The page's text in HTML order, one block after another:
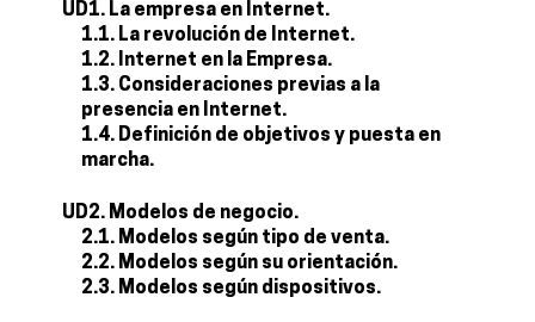
UD1. La empresa en Internet.
1.1. La revolución de Internet.
1.2. Internet en la Empresa.
1.3. Consideraciones previas a la
presencia en Internet.
1.4. Definición de objetivos y puesta en
marcha.
UD2. Modelos de negocio.
2.1. Modelos según tipo de venta.
2.2. Modelos según su orientación.
2.3. Modelos según dispositivos.